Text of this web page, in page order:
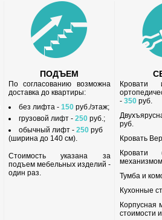
ПОДЪЕМ
По согласованию возможна
доставка до квартиры:
без лифта - 150руб./этаж;
грузовой лифт - 250руб.;
обычный лифт - 250руб
(ширина до 140 см).
Стоимость указана за
подъем мебельных изделий -
один раз.
- 350руб.
руб.
Кровать
Кровати
Тумба и
Кухонные
Корпусная
стоимости